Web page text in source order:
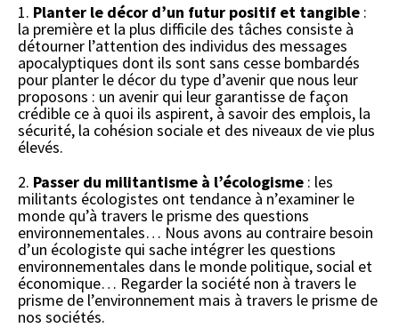
1. Planter le décor d’un futur positif et tangible :
la première et la plus difficile des tâches consiste à
détourner l’attention des individus des messages
apocalyptiques dont ils sont sans cesse bombardés
pour planter le décor du type d’avenir que nous leur
proposons : un avenir qui leur garantisse de façon
crédible ce à quoi ils aspirent, à savoir des emplois, la
sécurité, la cohésion sociale et des niveaux de vie plus
élevés.
2. Passer du militantisme à l’écologisme : les
militants écologistes ont tendance à n’examiner le
monde qu’à travers le prisme des questions
environnementales… Nous avons au contraire besoin
d’un écologiste qui sache intégrer les questions
environnementales dans le monde politique, social et
économique… Regarder la société non à travers le
prisme de l’environnement mais à travers le prisme de
nos sociétés.